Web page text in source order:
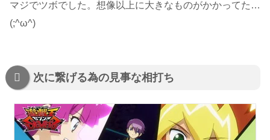
マジでツボでした。想像以上に大きなものがかかってた…
(;^ω^)
次に繋げる為の見事な相打ち